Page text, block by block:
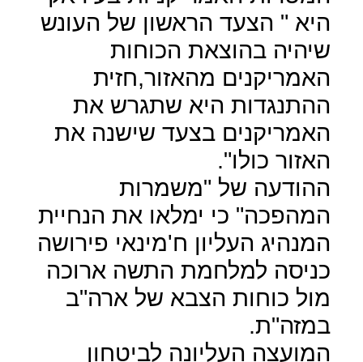
היא " הצעד הראשון של העונש
שיהיה בהוצאת הכוחות
האמריקנים מהאזור,חזית
ההתנגדות היא שתגרש את
האמריקנים בצעד שישנה את
האזור כולו".
ההודעה של "משמרות
המהפכה" כי ימלאו את הנחיית
המנהיג העליון ח'מינאי פירושה
כניסה למלחמת התשה ארוכה
מול כוחות הצבא של ארה"ב
במזה"ת.
המועצה העליונה לביטחון